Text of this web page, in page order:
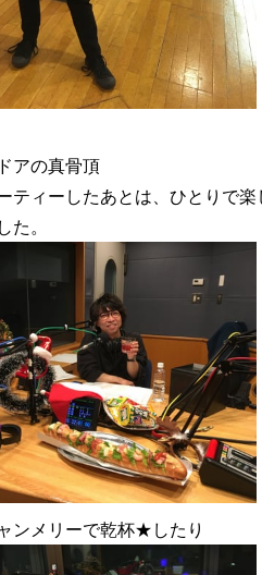
アの真骨頂
ティーしたあとは、ひとりで
。
ンメリーで乾杯★したり